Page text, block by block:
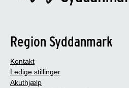
Region Syddanmark
Kontakt
Ledige stillinger
Akuthjælp